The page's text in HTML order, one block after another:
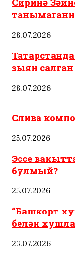
28.07.2026
зыян салган
28.07.2026
Слива
25.07.2026
Эссе
булмый?
25.07.2026
“Башкорт
белән
23.07.2026